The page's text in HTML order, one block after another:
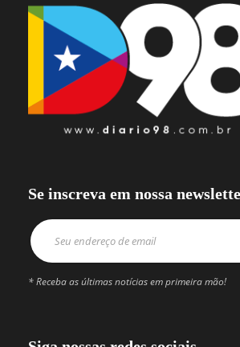
Se inscreva em nossa
* Receba as últimas notícias em primeira mão!